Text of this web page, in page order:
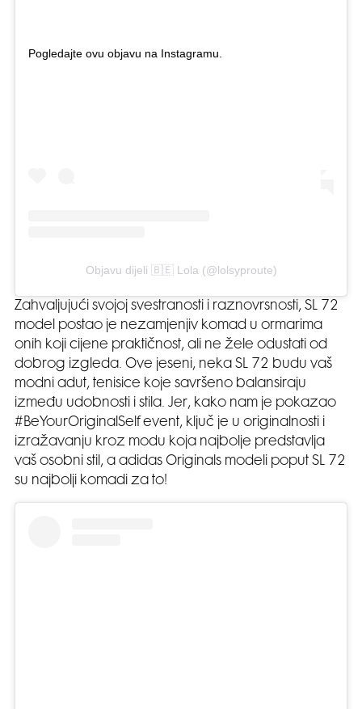
Pogledajte ovu objavu na Instagramu.
Objavu dijeli 🇧🇪 Lola (@lolsyproute)
Zahvaljujući svojoj svestranosti i raznovrsnosti, SL 72
model postao je nezamjenjiv komad u ormarima
onih koji cijene praktičnost, ali ne žele odustati od
dobrog izgleda. Ove jeseni, neka SL 72 budu vaš
modni adut, tenisice koje savršeno balansiraju
između udobnosti i stila. Jer, kako nam je pokazao
#BeYourOriginalSelf event, ključ je u originalnosti i
izražavanju kroz modu koja najbolje predstavlja
vaš osobni stil, a adidas Originals modeli poput SL 72
su najbolji komadi za to!